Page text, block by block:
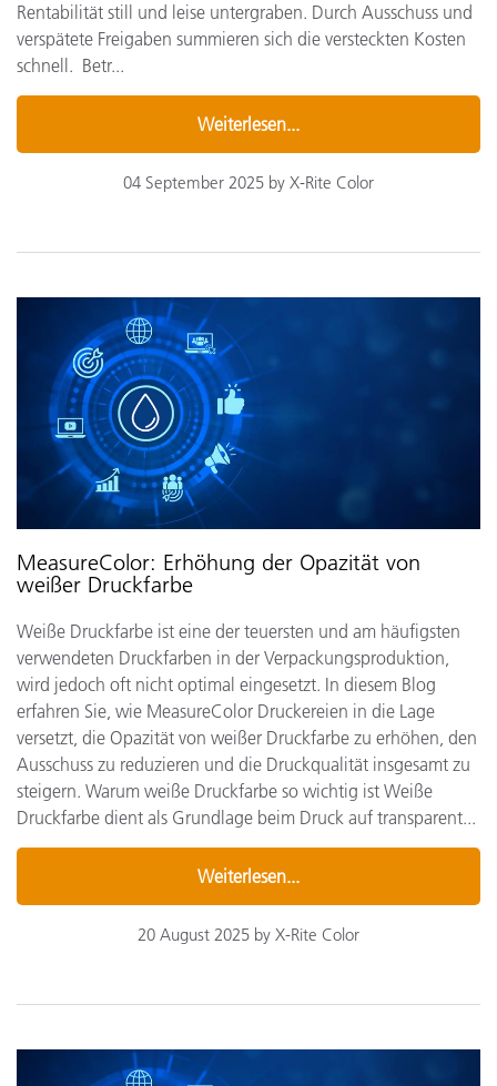
Rentabilität still und leise untergraben. Durch Ausschuss und
verspätete Freigaben summieren sich die versteckten Kosten
schnell. Betr...
Weiterlesen...
04 September 2025 by X-Rite Color
MeasureColor: Erhöhung der Opazität von
weißer Druckfarbe
Weiße Druckfarbe ist eine der teuersten und am häufigsten
verwendeten Druckfarben in der Verpackungsproduktion,
wird jedoch oft nicht optimal eingesetzt. In diesem Blog
erfahren Sie, wie MeasureColor Druckereien in die Lage
versetzt, die Opazität von weißer Druckfarbe zu erhöhen, den
Ausschuss zu reduzieren und die Druckqualität insgesamt zu
steigern. Warum weiße Druckfarbe so wichtig ist Weiße
Druckfarbe dient als Grundlage beim Druck auf transparent...
Weiterlesen...
20 August 2025 by X-Rite Color